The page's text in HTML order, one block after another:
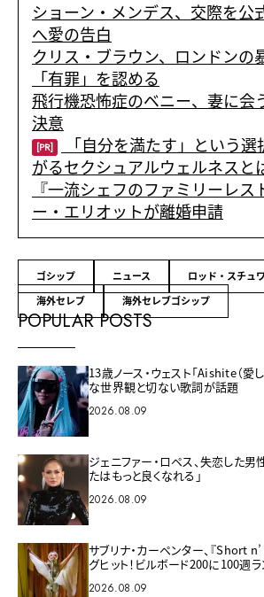
ショーン・メンデス、交際を
へ愛の告白
クリス・ブラウン、ロンドンの
「有罪」を認める
飛行機恐怖症のベニー、妻に会
決意
[PR]
「自分を満たす」という
がるセクシュアルウェルネスと
『一流シェフのファミリーレス
ー・エリオットが離婚申請
ゴシップ ニュース
ロッド・スチュ
海外セレブ
海外セレブゴシップ
POPULAR POSTS
13歳ノース・ウェスト「Aishite（愛
な世界観と切ない歌詞が話題
2026.08.09
ジェニファー・ロペス、失恋した男
たはもっと良くなれる」
2026.08.09
サブリナ・カーペンター、『Short
グヒット！ビルボード200に100週
2026.08.09